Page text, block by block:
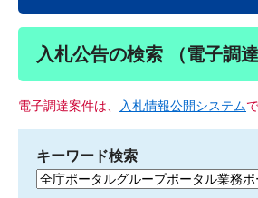
入札公告の検索 （電子調達
電子調達案件は、 入札情報公開システム
キーワード検索
検